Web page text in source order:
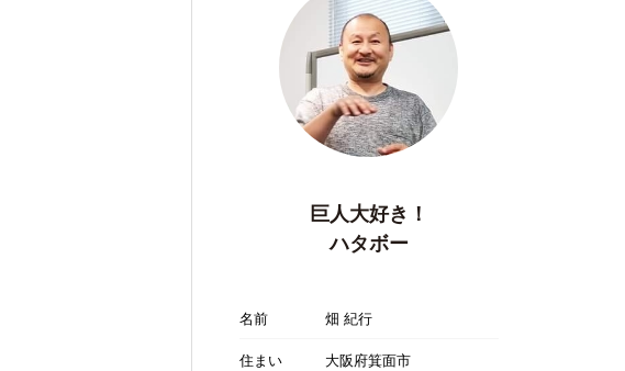
巨人大好き！
ハタボー
名前
畑 紀行
住まい
大阪府箕面市